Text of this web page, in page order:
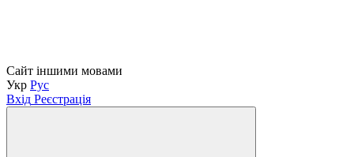
Сайт іншими мовами
Укр Рус
Вхід Реєстрація